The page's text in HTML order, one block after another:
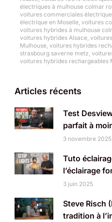
électriques à mulhouse colmar
voitures commerciales
électrique en Moselle voitures
voitures hybrides à mulhouse
voitures hybrides Alsace
Mulhouse voitures hybrides
strasbourg saverne metz
voitures hybrides rechargeables
Articles récents
Test
parfait à
3 novembre 2025
Tuto
l’éclairage
3 juin 2025
Steve Risch
tradition à